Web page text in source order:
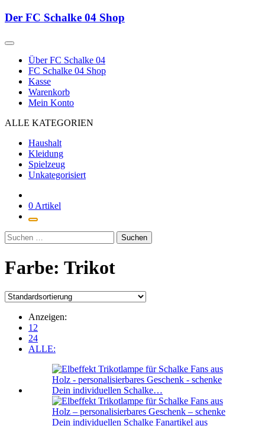
Zum
Der FC Schalke 04 Shop
Über FC Schalke 04
FC Schalke 04 Shop
Kasse
Warenkorb
Mein Konto
ALLE KATEGORIEN
Haushalt
Kleidung
Spielzeug
Unkategorisiert
0 Artikel
Suchen
nach:
Farbe: ‎Trikot
Anzeigen:
12
24
ALLE: